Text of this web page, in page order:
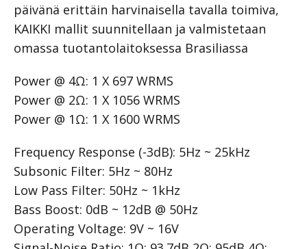
päivänä erittäin harvinaisella tavalla toimiva,
KAIKKI mallit suunnitellaan ja valmistetaan
omassa tuotantolaitoksessa Brasiliassa
Power @ 4Ω: 1 X 697 WRMS
Power @ 2Ω: 1 X 1056 WRMS
Power @ 1Ω: 1 X 1600 WRMS
Frequency Response (-3dB): 5Hz ~ 25kHz
Subsonic Filter: 5Hz ~ 80Hz
Low Pass Filter: 50Hz ~ 1kHz
Bass Boost: 0dB ~ 12dB @ 50Hz
Operating Voltage: 9V ~ 16V